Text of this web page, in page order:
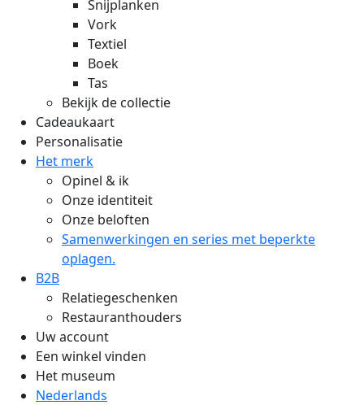
Snijplanken
Vork
Textiel
Boek
Tas
Bekijk de collectie
Cadeaukaart
Personalisatie
Het merk
Opinel & ik
Onze identiteit
Onze beloften
Samenwerkingen en series met beperkte
oplagen.
B2B
Relatiegeschenken
Restauranthouders
Uw account
Een winkel vinden
Het museum
Nederlands